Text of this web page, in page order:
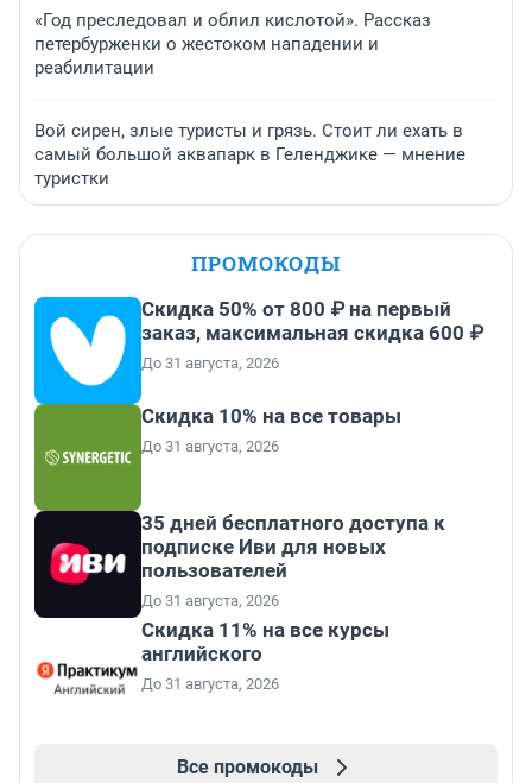
«Год преследовал и облил кислотой». Рассказ
петербурженки о жестоком нападении и
реабилитации
Вой сирен, злые туристы и грязь. Стоит ли ехать в
самый большой аквапарк в Геленджике — мнение
туристки
ПРОМОКОДЫ
Скидка 50% от 800 ₽ на первый
заказ, максимальная скидка 600 ₽
До 31 августа, 2026
Скидка 10% на все товары
До 31 августа, 2026
35 дней бесплатного доступа к
подписке Иви для новых
пользователей
До 31 августа, 2026
Скидка 11% на все курсы
английского
До 31 августа, 2026
Все промокоды